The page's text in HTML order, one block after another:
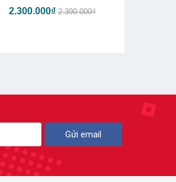
2.300.000₫ 2.390.000₫
Gửi email